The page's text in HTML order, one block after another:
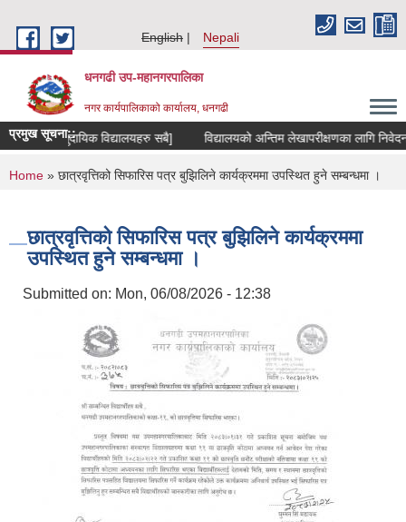
English
Nepali
धनगढी उप-महानगरपालिका
नगर कार्यपालिकाको कार्यालय, धनगढी
प्रमुख सूचना::सामुदायिक विद्यालयहरु सबै] विद्यालयको अन्तिम लेखापरीक्षणका लागि
You are here
Home » छात्रवृत्तिको सिफारिस पत्र बुझिलिने कार्यक्रममा उपस्थित हुने सम्बन्धमा ।
छात्रवृत्तिको सिफारिस पत्र बुझिलिने कार्यक्रममा
उपस्थित हुने सम्बन्धमा ।
Submitted on: Mon, 06/08/2026 - 12:38